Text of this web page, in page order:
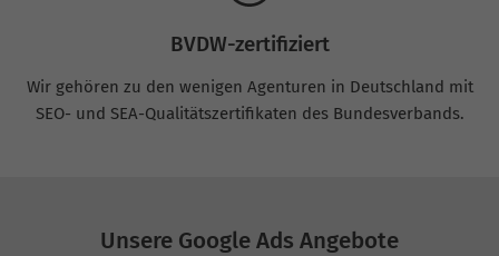
BVDW-zertifiziert
Wir gehören zu den wenigen Agenturen in Deutschland mit
SEO- und SEA-Qualitätszertifikaten des Bundesverbands.
Unsere Google Ads Angebote